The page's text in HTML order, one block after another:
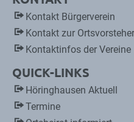
Kontakt Bürgerverein
Kontakt zur
Kontaktinfos der Vereine
QUICK-LINKS
Höringhausen Aktuell
Termine